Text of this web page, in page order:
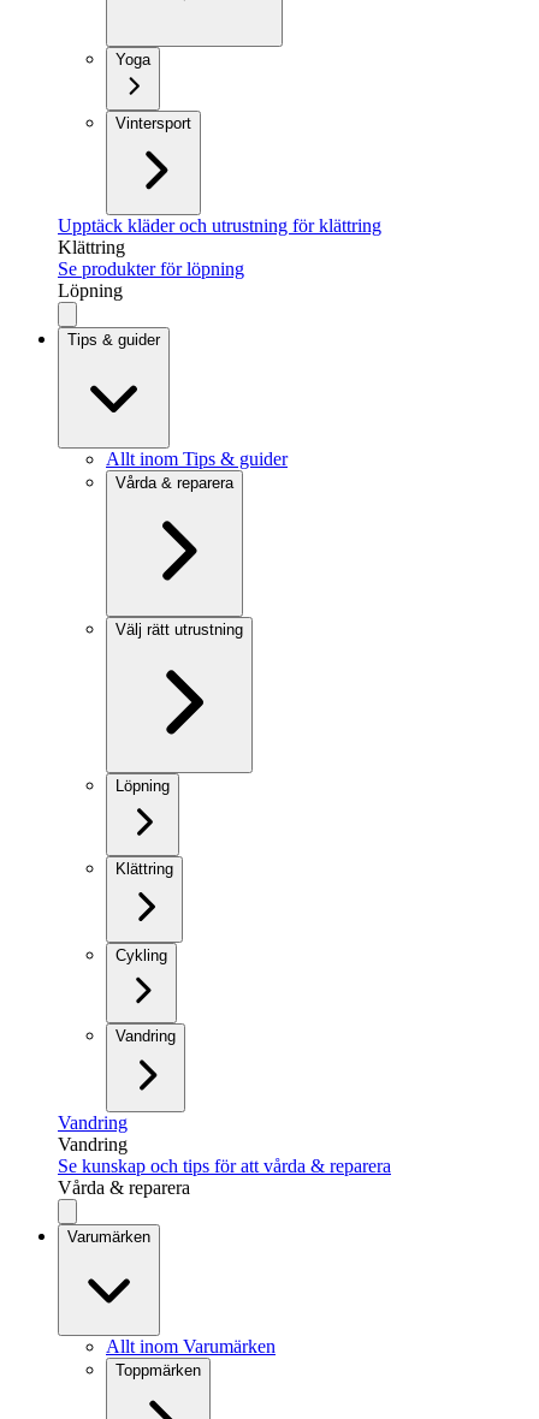
Yoga
Vintersport
Upptäck kläder och utrustning för klättring
Klättring
Se produkter för löpning
Löpning
Tips & guider
Allt inom Tips & guider
Vårda & reparera
Välj rätt utrustning
Löpning
Klättring
Cykling
Vandring
Vandring
Vandring
Se kunskap och tips för att vårda & reparera
Vårda & reparera
Varumärken
Allt inom Varumärken
Toppmärken